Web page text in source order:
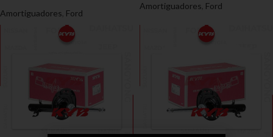
Amortiguadores Ford
Amortiguadores Ford